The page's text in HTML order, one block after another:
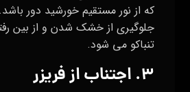
که از نور مستقیم خورشید دور
جلوگیری از خشک شدن و از بین
تنباکو می‌ شود.
۳. اجتناب از فریزر